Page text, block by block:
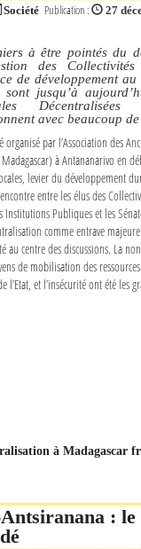
Société Publication : 27
à être pointés du
des Collectivités
de développement
jusqu’à
avec beaucoup
par l’Association des
à Antananarivo en
levier du développement
entre les élus des
Institutions Publiques et les
comme entrave
au centre des discussions. La
de mobilisation des
l’Etat, et l’insécurité ont été les
à Madagascar
: